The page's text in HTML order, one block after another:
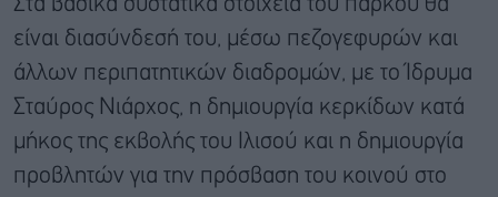
Στα βασικά συστατικά στοιχεία του πάρκου θα
είναι διασύνδεσή του, μέσω πεζογεφυρών και
άλλων περιπατητικών διαδρομών, με το Ίδρυμα
Σταύρος Νιάρχος, η δημιουργία κερκίδων κατά
μήκος της εκβολής του Ιλισού και η δημιουργία
προβλητών για την πρόσβαση του κοινού στο